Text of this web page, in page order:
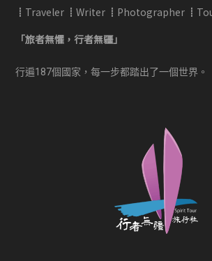
┋Traveler ┋Writer ┋Photographer
「旅者無懼，行者無疆」
行遍187個國家，每一步都踏出了一個世界。